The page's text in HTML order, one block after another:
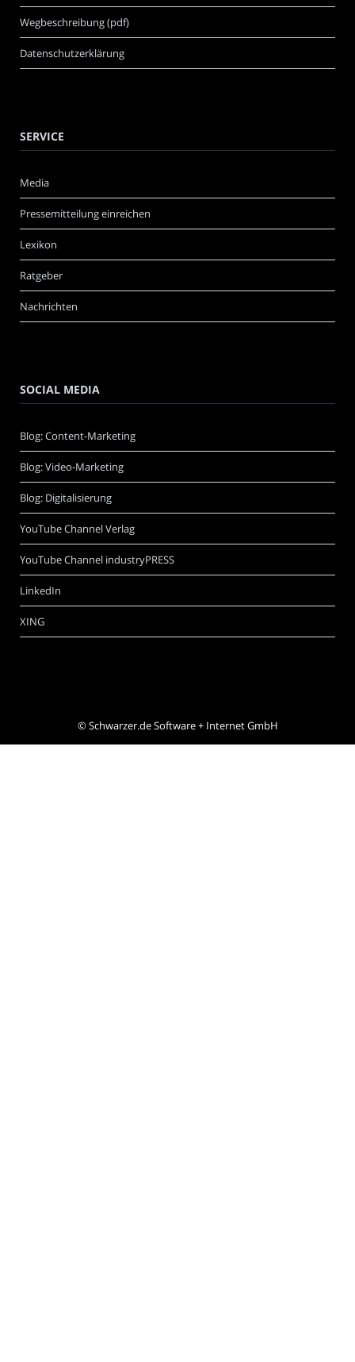
Wegbeschreibung (pdf)
Datenschutzerklärung
SERVICE
Media
Pressemitteilung einreichen
Lexikon
Ratgeber
Nachrichten
SOCIAL MEDIA
Blog: Content-Marketing
Blog: Video-Marketing
Blog: Digitalisierung
YouTube Channel Verlag
YouTube Channel industryPRESS
LinkedIn
XING
©Schwarzer.de Software + Internet GmbH